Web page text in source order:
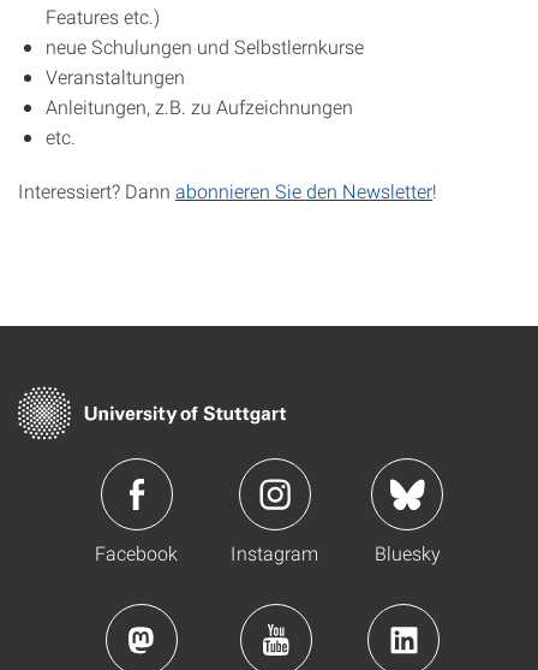
Features etc.)
neue Schulungen und Selbstlernkurse
Veranstaltungen
Anleitungen, z.B. zu Aufzeichnungen
etc.
Interessiert? Dann abonnieren Sie den Newsletter!
Facebook Instagram Bluesky